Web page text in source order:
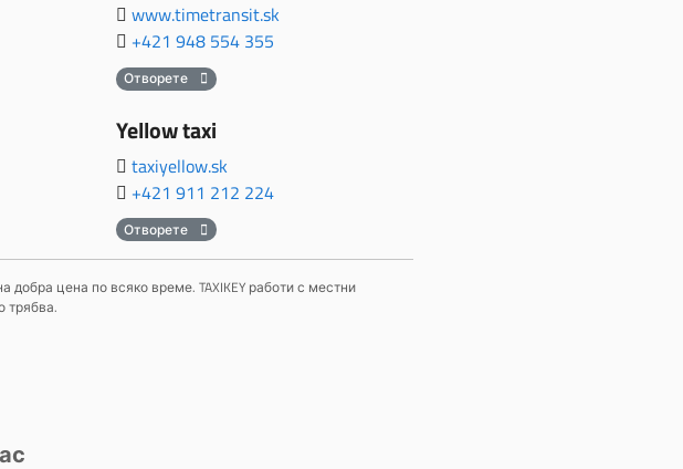
www.timetransit.sk
+421 948 554 355
Отворете
Yellow taxi
taxiyellow.sk
+421 911 212 224
Отворете
добра цена по всяко време. TAXIKEY работи с местни
трябва.